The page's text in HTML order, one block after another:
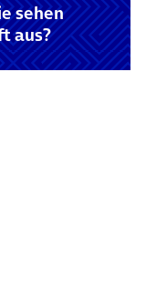
sehen
aus?